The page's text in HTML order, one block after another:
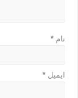
نام*
ایمیل*